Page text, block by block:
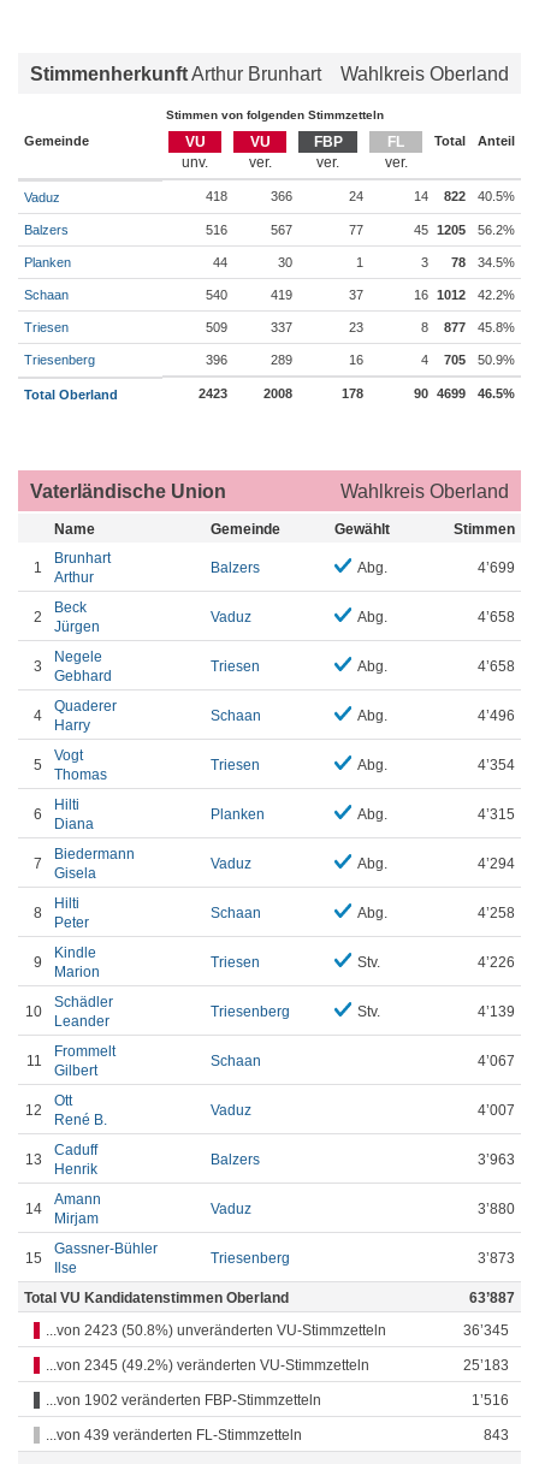
StimmenherkunftArthur Brunhart Wahlkreis Oberland
Stimmen von folgenden Stimmzetteln
Gemeinde VU VU FBP FL Total Anteil
Vaduz 418 366 24 14 822 40.5%
Balzers 516 567 77 45 1205 56.2%
Planken 44 30 1 3 78 34.5%
Schaan 540 419 37 16 1012 42.2%
Triesen 509 337 23 8 877 45.8%
Triesenberg 396 289 16 4 705 50.9%
Total Oberland 2423 2008 178 90 4699 46.5%
Vaterländische Union Wahlkreis Oberland
Name Gemeinde Gewählt Stimmen
1
Brunhart
Arthur
Balzers Abg. 4’699
2
Beck
Jürgen
Vaduz Abg. 4’658
3
Negele
Gebhard
Triesen Abg. 4’658
4
Quaderer
Harry
Schaan Abg. 4’496
5
Vogt
Thomas
Triesen Abg. 4’354
6
Hilti
Diana
Planken Abg. 4’315
7
Biedermann
Gisela
Vaduz Abg. 4’294
8
Hilti
Peter
Schaan Abg. 4’258
9
Kindle
Marion
Triesen Stv. 4’226
10
Schädler
Leander
Triesenberg Stv. 4’139
11
Frommelt
Gilbert
Schaan 4’067
12
Ott
René B.
Vaduz 4’007
13
Caduff
Henrik
Balzers 3’963
14
Amann
Mirjam
Vaduz 3’880
15
Gassner-Bühler
Ilse
Triesenberg 3’873
Total VU Kandidatenstimmen Oberland
63’887
...von 2423 (50.8%) unveränderten VU-Stimmzetteln
36’345
...von 2345 (49.2%) veränderten VU-Stimmzetteln 25’183
...von 1902 veränderten FBP-Stimmzetteln 1’516
...von 439 veränderten FL-Stimmzetteln 843